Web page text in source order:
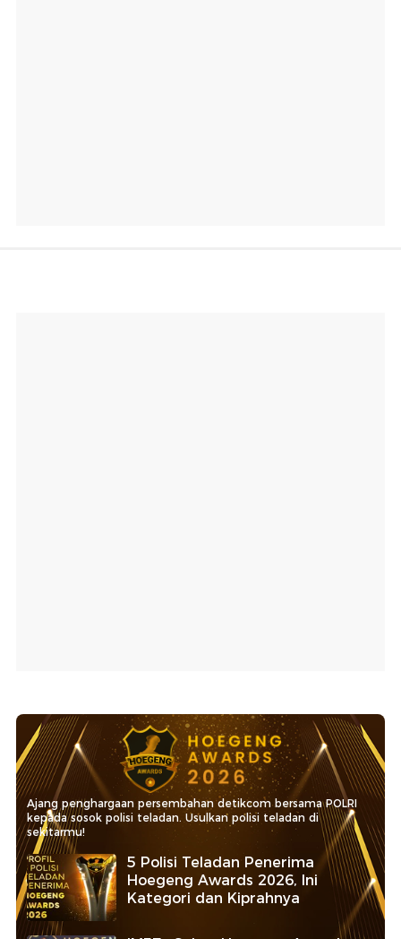
Ajang penghargaan persembahan detikcom bersama POLRI
kepada sosok polisi teladan. Usulkan polisi teladan di
sekitarmu!
5 Polisi Teladan Penerima
Hoegeng Awards 2026, Ini
Kategori dan Kiprahnya